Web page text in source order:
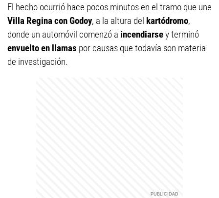
El hecho ocurrió hace pocos minutos en el tramo que une
Villa Regina con Godoy, a la altura del kartódromo,
donde un automóvil comenzó a incendiarsey terminó
envuelto en llamas por causas que todavía son materia
de investigación.